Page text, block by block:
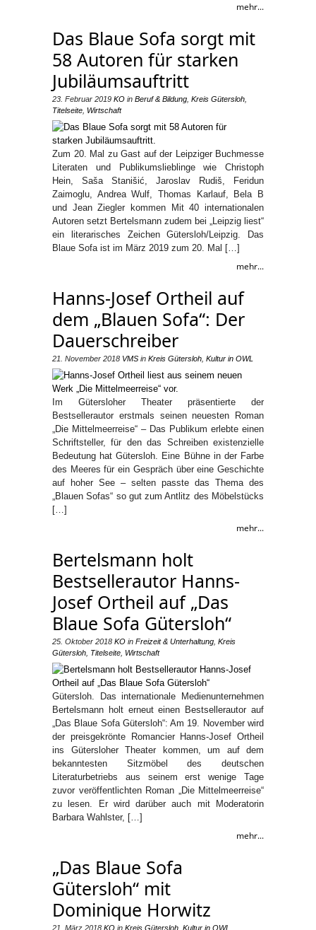
mehr...
Das Blaue Sofa sorgt mit
58 Autoren für starken
Jubiläumsauftritt
23. Februar 2019 KO in Beruf & Bildung Kreis Gütersloh
Titelseite Wirtschaft
Zum 20. Mal zu Gast auf der Leipziger Buchmesse
Literaten und Publikumslieblinge wie Christoph
Hein, Saša Stanišić, Jaroslav Rudiš, Feridun
Zaimoglu, Andrea Wulf, Thomas Karlauf, Bela B
und Jean Ziegler kommen Mit 40 internationalen
Autoren setzt Bertelsmann zudem bei „Leipzig liest“
ein literarisches Zeichen Gütersloh/Leipzig. Das
Blaue Sofa ist im März 2019 zum 20. Mal […]
mehr...
Hanns-Josef Ortheil auf
dem „Blauen Sofa“: Der
Dauerschreiber
21. November 2018 VMS in Kreis Gütersloh Kultur in OWL
Im Gütersloher Theater präsentierte der
Bestsellerautor erstmals seinen neuesten Roman
„Die Mittelmeerreise“ – Das Publikum erlebte einen
Schriftsteller, für den das Schreiben existenzielle
Bedeutung hat Gütersloh. Eine Bühne in der Farbe
des Meeres für ein Gespräch über eine Geschichte
auf hoher See – selten passte das Thema des
„Blauen Sofas“ so gut zum Antlitz des Möbelstücks
[…]
mehr...
Bertelsmann holt
Bestsellerautor Hanns-
Josef Ortheil auf „Das
Blaue Sofa Gütersloh“
25. Oktober 2018 KO in Freizeit & Unterhaltung Kreis
Gütersloh Titelseite Wirtschaft
Gütersloh. Das internationale Medienunternehmen
Bertelsmann holt erneut einen Bestsellerautor auf
„Das Blaue Sofa Gütersloh“: Am 19. November wird
der preisgekrönte Romancier Hanns-Josef Ortheil
ins Gütersloher Theater kommen, um auf dem
bekanntesten Sitzmöbel des deutschen
Literaturbetriebs aus seinem erst wenige Tage
zuvor veröffentlichten Roman „Die Mittelmeerreise“
zu lesen. Er wird darüber auch mit Moderatorin
Barbara Wahlster, […]
mehr...
„Das Blaue Sofa
Gütersloh“ mit
Dominique Horwitz
21. März 2018 KO in Kreis Gütersloh Kultur in OWL